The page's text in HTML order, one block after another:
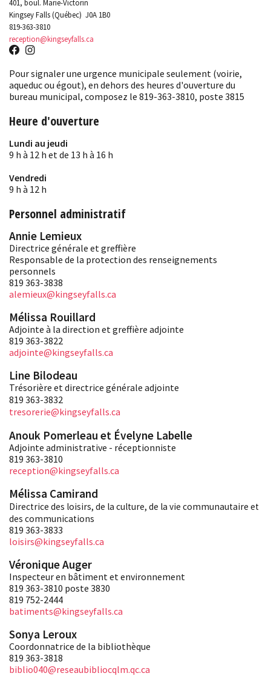
401, boul. Marie-Victorin
Kingsey Falls (Québec) J0A 1B0
819-363-3810
reception@kingseyfalls.ca
Pour signaler une urgence municipale seulement (voirie,
aqueduc ou égout), en dehors des heures d'ouverture du
bureau municipal, composez le 819-363-3810, poste 3815
Heure d'ouverture
Lundi au jeudi
9 h à 12 h et de 13 h à 16 h
Vendredi
9 h à 12 h
Personnel administratif
Annie Lemieux
Directrice générale et greffière
Responsable de la protection des renseignements
personnels
819 363-3838
alemieux@kingseyfalls.ca
Mélissa Rouillard
Adjointe à la direction et greffière adjointe
819 363-3822
adjointe@kingseyfalls.ca
Line Bilodeau
Trésorière et directrice générale adjointe
819 363-3832
tresorerie@kingseyfalls.ca
Anouk Pomerleau et Évelyne Labelle
Adjointe administrative - réceptionniste
819 363-3810
reception@kingseyfalls.ca
Mélissa Camirand
Directrice des loisirs, de la culture, de la vie communautaire et
des communications
819 363-3833
loisirs@kingseyfalls.ca
Véronique Auger
Inspecteur en bâtiment et environnement
819 363-3810 poste 3830
819 752-2444
batiments@kingseyfalls.ca
Sonya Leroux
Coordonnatrice de la bibliothèque
819 363-3818
biblio040@reseaubibliocqlm.qc.ca